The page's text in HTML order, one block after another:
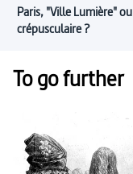
Paris, "Ville Lumière" ou
crépusculaire ?
To go further